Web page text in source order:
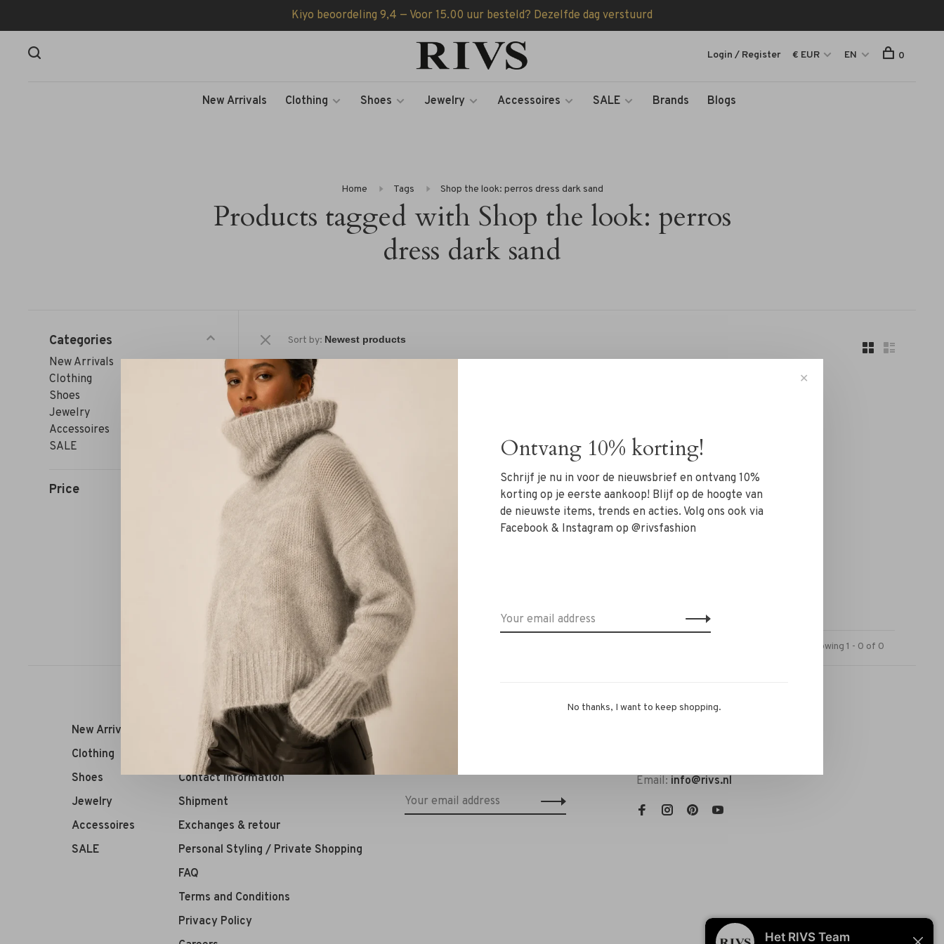
Kiyo beoordeling 9,4 — Voor 15.00 uur besteld? Dezelfde dag verstuurd
New Arrivals Clothing Shoes Jewelry Accessoires SALE Brands Blogs
Login / Register € EUR EN 0
Home Tags Shop the look: perros dress dark sand
Products tagged with Shop the look: perros
dress dark sand
Categories
New Arrivals
Clothing
Shoes
Jewelry
Accessoires
SALE
Price
Sort by:
No products found...
Sort by: Showing 1 - 0 of 0
New Arrivals
Clothing
Shoes
Jewelry
Accessoires
SALE
RIVS Store
About us
Contact Information
Shipment
Exchanges & retour
Personal Styling / Private Shopping
FAQ
Terms and Conditions
Privacy Policy
Email: info@rivs.nl
✕
Ontvang 10% korting!
Schrijf je nu in voor de nieuwsbrief en ontvang 10%
korting op je eerste aankoop! Blijf op de hoogte van
de nieuwste items, trends en acties. Volg ons ook via
Facebook & Instagram op @rivsfashion
No thanks, I want to keep shopping.